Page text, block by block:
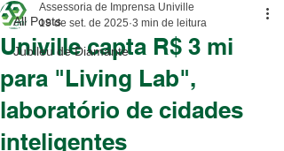
All Posts
Jubileu de Diamante
Univille capta R$ 3 mi
para "Living Lab",
laboratório de cidades
inteligentes
Assessoria de Imprensa Univille
19 de set. de 2025 3 min de leitura